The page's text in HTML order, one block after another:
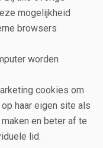
mogelijkheid
browsers
worden
cookies om
haar eigen site als
en beter af te
lid.